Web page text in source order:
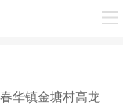
华镇金塘村高龙